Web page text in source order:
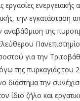
την εγκατάσταση
της
για την
της πυρκαγιάς του
την
ίδιο ζήλο και